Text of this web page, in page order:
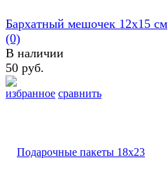
избранное сравнить
Бархатный мешочек 12х15 см
(0)
В наличии
50 руб.